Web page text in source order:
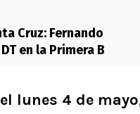
Cruz: Fernando
en la Primera B
lunes 4 de mayo